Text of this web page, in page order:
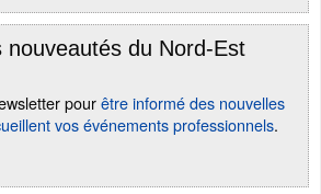
nouveautés du Nord-Est
pourêtre informé des nouvelles
vos événements professionnels.